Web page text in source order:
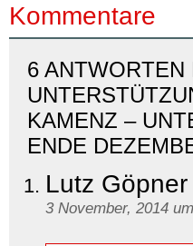
Kommentare
6 ANTWORTEN
KAMENZ –
ENDE
Lutz Göpner
3 November, 2014